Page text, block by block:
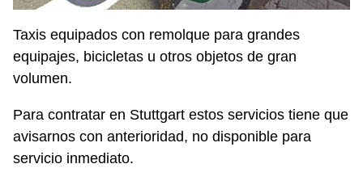
Taxis equipados con remolque para grandes
equipajes, bicicletas u otros objetos de gran
volumen.
Para contratar en Stuttgart estos servicios tiene que
avisarnos con anterioridad, no disponible para
servicio inmediato.